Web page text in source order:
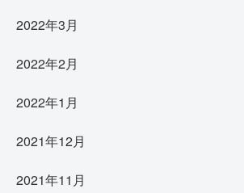
2022年3月
2022年2月
2022年1月
2021年12月
2021年11月